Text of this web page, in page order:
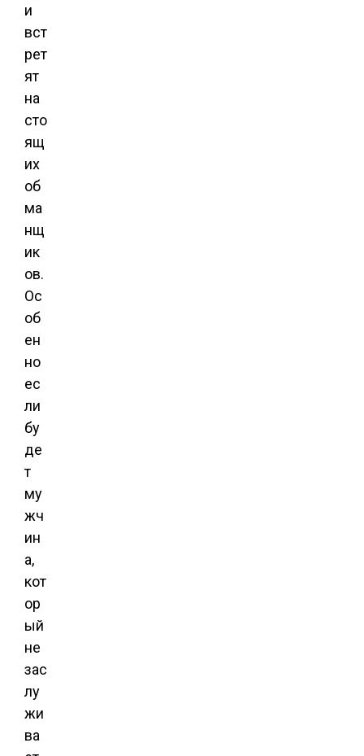
и
вст
рет
ят
на
сто
ящ
их
об
ма
нщ
ик
ов.
Ос
об
ен
но
ес
ли
бу
де
т
му
жч
ин
а,
кот
ор
ый
не
зас
лу
жи
ва